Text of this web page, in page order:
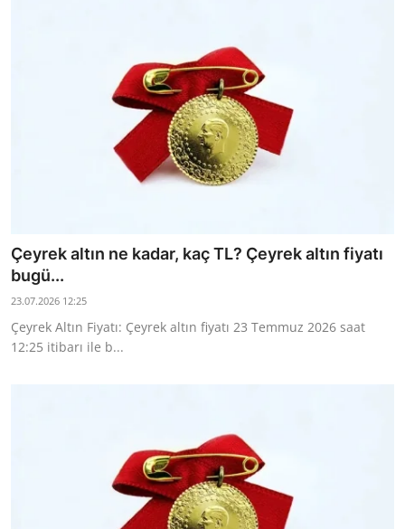
Çeyrek altın ne kadar, kaç TL? Çeyrek altın fiyatı
bugü...
23.07.2026 12:25
Çeyrek Altın Fiyatı: Çeyrek altın fiyatı 23 Temmuz 2026 saat
12:25 itibarı ile b...